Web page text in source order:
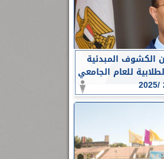
الكشوف المبدئية
للعام الجامعي